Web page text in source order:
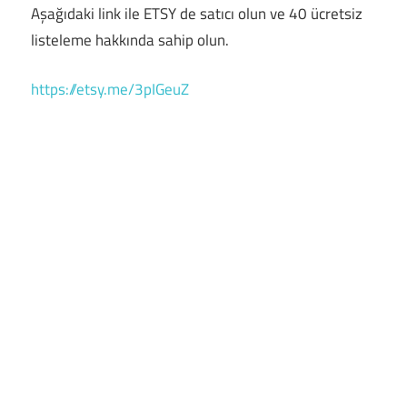
Aşağıdaki link ile ETSY de satıcı olun ve 40 ücretsiz
listeleme hakkında sahip olun.
https://etsy.me/3pIGeuZ